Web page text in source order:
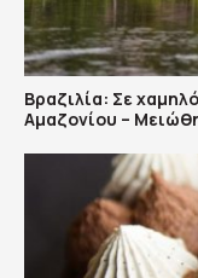
Βραζιλία: Σε
Αμαζονίου –